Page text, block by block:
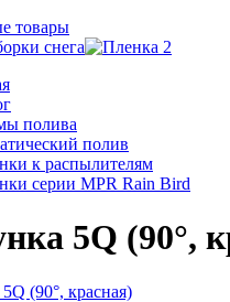
товары
полива
полив
к распылителям
серии MPR Rain Bird
5Q (90°,